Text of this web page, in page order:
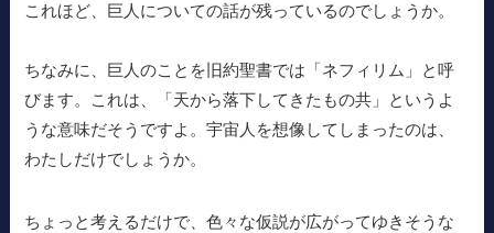
これほど、巨人についての話が残っているのでしょうか。
ちなみに、巨人のことを旧約聖書では「ネフィリム」と呼
びます。これは、「天から落下してきたもの共」というよ
うな意味だそうですよ。宇宙人を想像してしまったのは、
わたしだけでしょうか。
ちょっと考えるだけで、色々な仮説が広がってゆきそうな